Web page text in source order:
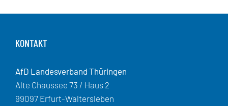
KONTAKT
AfD Landesverband Thüringen
Alte Chaussee 73 / Haus 2
99097 Erfurt-Waltersleben